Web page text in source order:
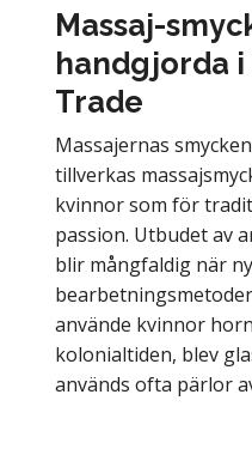
Massaj-
handgjorda i
Trade
Massajernas
tillverkas
kvinnor som för
passion. Utbudet av
blir mångfaldig när
använde kvinnor
kolonialtiden, blev
används ofta pärlor